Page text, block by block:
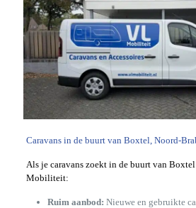
Caravans in de buurt van Boxtel, Noord-
Als je caravans zoekt in de buurt van
Mobiliteit:
Ruim aanbod: Nieuwe en gebruikte